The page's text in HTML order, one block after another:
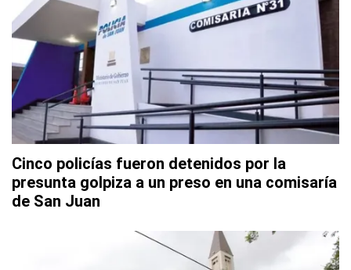
Cinco policías fueron detenidos por la
presunta golpiza a un preso en una comisaría
de San Juan